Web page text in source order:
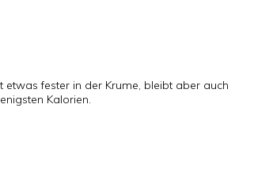
etwas fester in der Krume, bleibt aber auch
Kalorien.